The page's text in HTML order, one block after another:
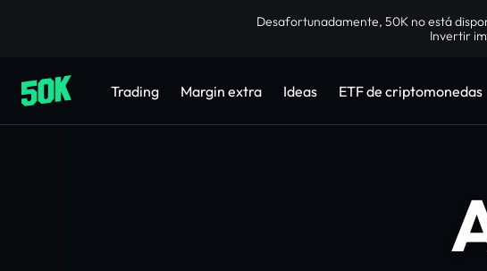
Desafortunadamente, 50K no está
Invertir
Trading Margin extra Ideas ETF de criptomonedas